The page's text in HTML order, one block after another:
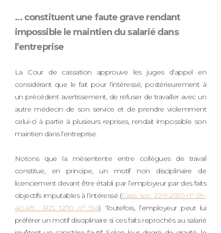
… constituent une faute grave rendant
impossible le maintien du salarié dans
l’entreprise
La Cour de cassation approuve les juges d’appel en
considérant que le fait pour l’intéressé, postérieurement à
un précédent avertissement, de refuser de travailler avec un
autre médecin de son service et de prendre violemment
celui-ci à partie à plusieurs reprises, rendait impossible son
maintien dans l’entreprise.
Notons que la mésentente entre collègues de travail
constitue, en principe, un motif non disciplinaire de
licenciement devant être établi par l’employeur par des faits
objectifs imputables à l’intéressé (Cass. soc. 22-9-2010 n° 09-
40.415 : RJS 12/10 n° 914). Toutefois, l’employeur peut lui
préférer un motif disciplinaire si ces faits reprochés au salarié